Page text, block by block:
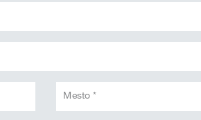
Mesto *